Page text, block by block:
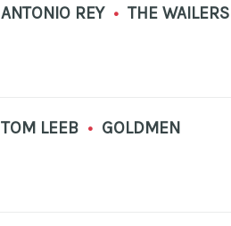
ANTONIO REY • THE WAILERS
TOM LEEB • GOLDMEN